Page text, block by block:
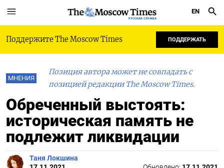
РУССКАЯ СЛУЖБА
EN
Поддержите The Moscow Times ПОДДЕРЖАТЬ
МНЕНИЯ
Позиция автора может не совпадать с
позицией редакции The Moscow Times.
Обреченный выстоять:
историческая память не
подлежит ликвидации
Таня Локшина